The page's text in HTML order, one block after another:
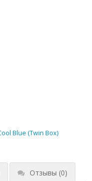
Blue (Twin Box)
Отзывы (0)